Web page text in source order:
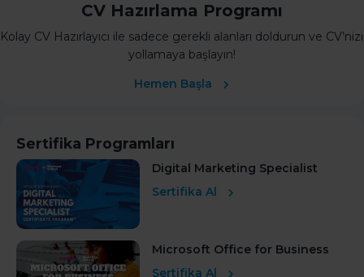
CV Hazırlama Programı
Kolay CV Hazırlayıcı ile sadece gerekli alanları doldurun ve CV’nizi
yollamaya başlayın!
Hemen Başla
Sertifika Programları
Digital Marketing Specialist
Sertifika Al
Microsoft Office for Business
Sertifika Al